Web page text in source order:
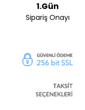
1.Gün
Sipariş Onayı